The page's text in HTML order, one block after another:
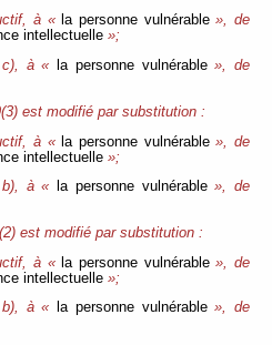
à «la personne vulnérable», de
intellectuelle»;
c), à « la personne vulnérable», de
est modifié par substitution :
à «la personne vulnérable», de
intellectuelle»;
à « la personne vulnérable», de
est modifié par substitution :
à «la personne vulnérable», de
intellectuelle»;
à « la personne vulnérable», de